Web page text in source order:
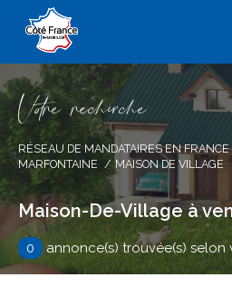
Vore recece
RÉSEAU DE MANDATAIRES EN FRANCE
MARFONTAINE
MAISON DE VILLAGE
Maison-De-Village à
0 annonce(s) trouvée(s) selon
Effectuer une
et trouver le bien qui
critères
Type
d'offre
Vente